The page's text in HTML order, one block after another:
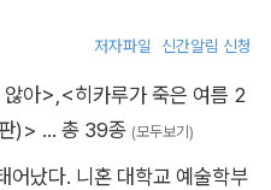
저자파일 신간알림 신청
않아> <히카루가 죽은 여름 2
)> … 총 39종 (모두보기)
어났다. 니혼 대학교 예술학부